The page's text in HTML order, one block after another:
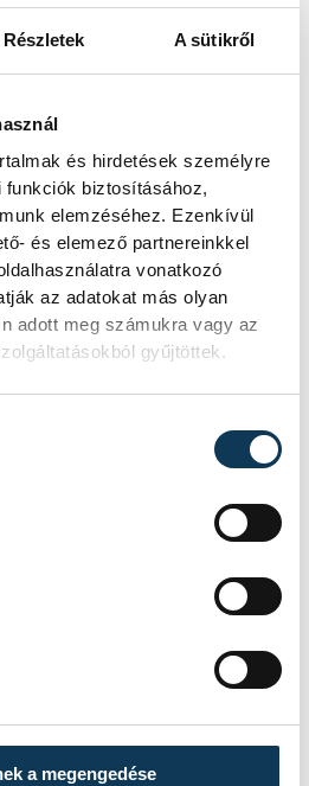
Részletek A sütikről
és hirdetések személyre
biztosításához,
elemzéséhez. Ezenkívül
és elemező partnereinkkel
vonatkozó
az adatokat más olyan
adott meg számukra vagy az
gyűjtöttek.
a megengedése